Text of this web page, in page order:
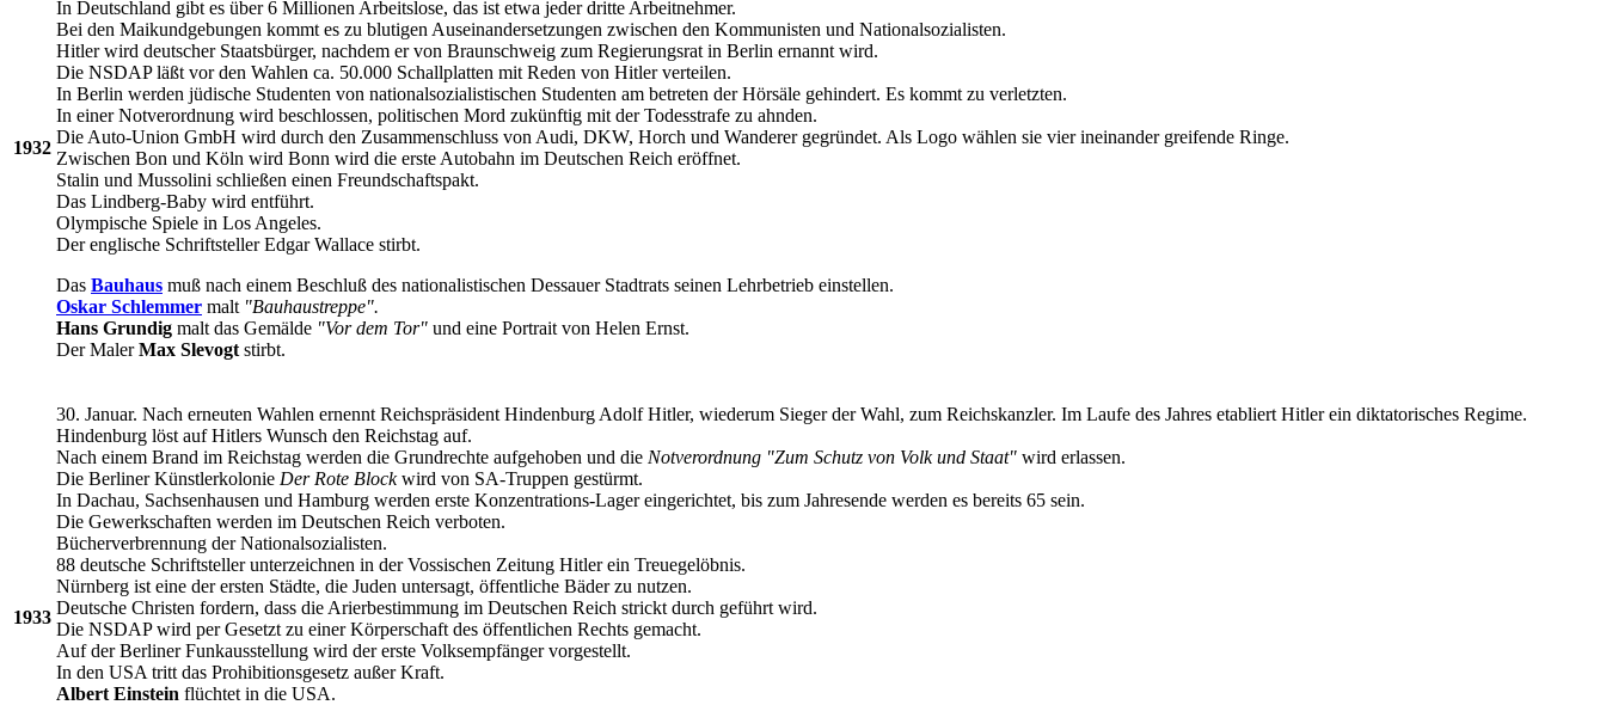
1932
In Deutschland gibt es über 6 Millionen Arbeitslose, das ist etwa jeder dritte Arbeitnehmer.
Bei den Maikundgebungen kommt es zu blutigen Auseinandersetzungen zwischen den Kommunisten und Nationalsozialisten.
Hitler wird deutscher Staatsbürger, nachdem er von Braunschweig zum Regierungsrat in Berlin ernannt wird.
Die NSDAP läßt vor den Wahlen ca. 50.000 Schallplatten mit Reden von Hitler verteilen.
In Berlin werden jüdische Studenten von nationalsozialistischen Studenten am betreten der Hörsäle gehindert. Es kommt zu verletzten.
In einer Notverordnung wird beschlossen, politischen Mord zukünftig mit der Todesstrafe zu ahnden.
Die Auto-Union GmbH wird durch den Zusammenschluss von Audi, DKW, Horch und Wanderer gegründet. Als Logo wählen sie vier ineinander greifende Ringe.
Zwischen Bon und Köln wird Bonn wird die erste Autobahn im Deutschen Reich eröffnet.
Stalin und Mussolini schließen einen Freundschaftspakt.
Das Lindberg-Baby wird entführt.
Olympische Spiele in Los Angeles.
Der englische Schriftsteller Edgar Wallace stirbt.
Das Bauhaus muß nach einem Beschluß des nationalistischen Dessauer Stadtrats seinen Lehrbetrieb einstellen.
Oskar Schlemmer malt "Bauhaustreppe".
Hans Grundig malt das Gemälde "Vor dem Tor" und eine Portrait von Helen Ernst.
Der MalerMax Slevogt stirbt.
1933
30. Januar. Nach erneuten Wahlen ernennt Reichspräsident Hindenburg Adolf Hitler, wiederum Sieger der Wahl, zum Reichskanzler. Im Laufe des Jahres etabliert Hitler ein diktatorisches Regime.
Hindenburg löst auf Hitlers Wunsch den Reichstag auf.
Nach einem Brand im Reichstag werden die Grundrechte aufgehoben und die Notverordnung "Zum Schutz von Volk und Staat" wird erlassen.
Die Berliner Künstlerkolonie Der Rote Blockwird von SA-Truppen gestürmt.
In Dachau, Sachsenhausen und Hamburg werden erste Konzentrations-Lager eingerichtet, bis zum Jahresende werden es bereits 65 sein.
Die Gewerkschaften werden im Deutschen Reich verboten.
Bücherverbrennung der Nationalsozialisten.
88 deutsche Schriftsteller unterzeichnen in der Vossischen Zeitung Hitler ein Treuegelöbnis.
Nürnberg ist eine der ersten Städte, die Juden untersagt, öffentliche Bäder zu nutzen.
Deutsche Christen fordern, dass die Arierbestimmung im Deutschen Reich strickt durch geführt wird.
Die NSDAP wird per Gesetzt zu einer Körperschaft des öffentlichen Rechts gemacht.
Auf der Berliner Funkausstellung wird der erste Volksempfänger vorgestellt.
In den USA tritt das Prohibitionsgesetz außer Kraft.
Albert Einstein flüchtet in die USA.